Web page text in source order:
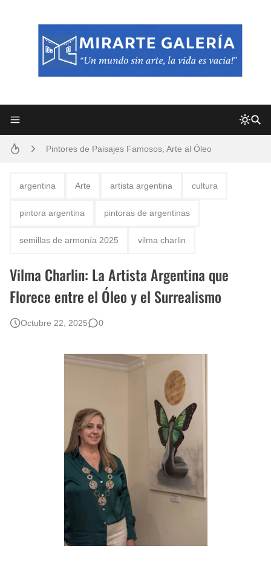
Pintores de Paisajes Famosos, Arte al Óleo
El mundo del arte en pintura surrealista
argentina Arte artista argentina cultura
pintora argentina pintoras de argentinas
semillas de armonía 2025 vilma charlin
Vilma Charlin: La Artista Argentina que
Florece entre el Óleo y el Surrealismo
Octubre 22, 2025 0